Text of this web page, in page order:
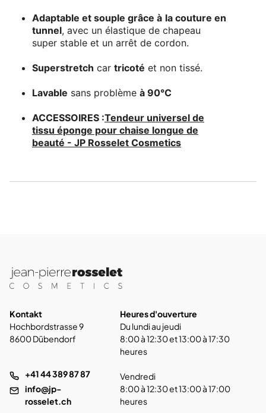
Adaptable et souple grâce à la couture en
tunnel, avec un élastique de chapeau
super stable et un arrêt de cordon.
Superstretch car tricoté et non tissé.
Lavable sans problème à 90°C
ACCESSOIRES :Tendeur universel de
tissu éponge pour chaise longue de
beauté - JP Rosselet Cosmetics
Kontakt
Hochbordstrasse 9
8600 Dübendorf
+41 44 389 87 87
info@jp-
rosselet.ch
Heures d'ouverture
Du lundi au jeudi
8:00 à 12:30 et 13:00 à 17:30
heures
Vendredi
8:00 à 12:30 et 13:00 à 17:00
heures